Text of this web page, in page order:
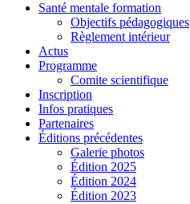
Santé mentale formation
Objectifs pédagogiques
Règlement intérieur
Actus
Programme
Comite scientifique
Inscription
Infos pratiques
Partenaires
Éditions précédentes
Galerie photos
Édition 2025
Édition 2024
Édition 2023